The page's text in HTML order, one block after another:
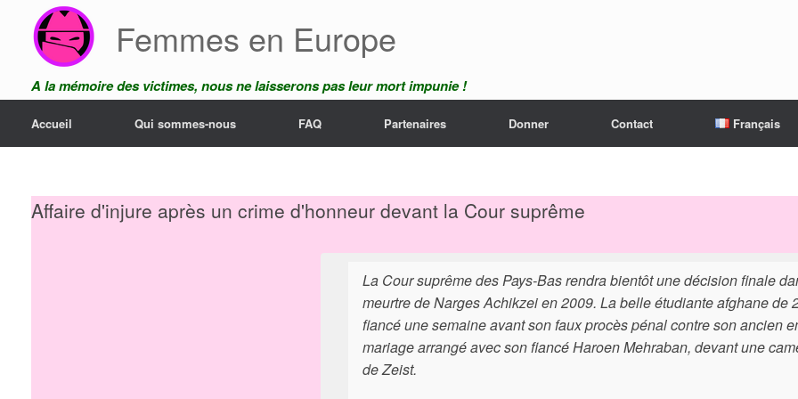
content
Femmes en Europe
A la mémoire des victimes, nous ne laisserons pas leur mort impunie !
Accueil Qui sommes-nous FAQ Partenaires Donner Contact Français
Affaire d'injure après un crime d'honneur devant la Cour suprême
La Cour suprême des Pays-Bas rendra bientôt une décision finale
meurtre de Narges Achikzei en 2009. La belle étudiante afghane
fiancé une semaine avant son faux procès pénal contre son ancien
mariage arrangé avec son fiancé Haroen Mehraban, devant une
de Zeist.